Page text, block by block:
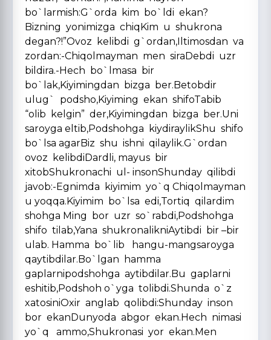
bo`larmish:G`orda kim bo`ldi ekan?
Bizning yonimizga chiqKim u shukrona
degan?!”Ovoz kelibdi g`ordan,Iltimosdan va
zordan:-Chiqolmayman men siraDebdi uzr
bildira.-Hech bo`lmasa bir
bo`lak,Kiyimingdan bizga ber.Betobdir
ulug` podsho,Kiyiming ekan shifoTabib
“olib kelgin” der,Kiyimingdan bizga ber.Uni
saroyga eltib,Podshohga kiydiraylikShu shifo
bo`lsa agarBiz shu ishni qilaylik.G`ordan
ovoz kelibdiDardli, mayus bir
xitobShukronachi ul- insonShunday qilibdi
javob:-Egnimda kiyimim yo`q Chiqolmayman
u yoqqa.Kiyimim bo`lsa edi,Tortiq qilardim
shohga Ming bor uzr so`rabdi,Podshohga
shifo tilab,Yana shukronalikniAytibdi bir –bir
ulab. Hamma bo`lib hangu-mangsaroyga
qaytibdilar.Bo`lgan hamma
gaplarnipodshohga aytibdilar.Bu gaplarni
eshitib,Podshoh o`yga tolibdi.Shunda o`z
xatosiniOxir anglab qolibdi:Shunday inson
bor ekanDunyoda abgor ekan.Hech nimasi
yo`q ammo,Shukronasi yor ekan.Men